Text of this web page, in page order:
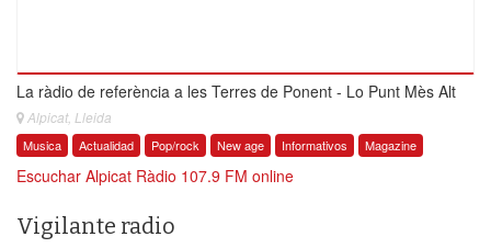
La ràdio de referència a les Terres de Ponent - Lo Punt Mès Alt
Alpicat, Lleida
Musica Actualidad Pop/rock New age Informativos Magazine
Escuchar Alpicat Ràdio 107.9 FM online
Vigilante radio